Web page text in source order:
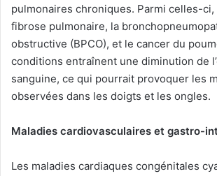
pulmonaires chroniques. Parmi celles-
fibrose pulmonaire, la
obstructive (BPCO), et le cancer du
conditions entraînent une diminution de
sanguine, ce qui pourrait provoquer les
observées dans les doigts et les ongles.
Maladies cardiovasculaires et gastro-
Les maladies cardiaques congénitales